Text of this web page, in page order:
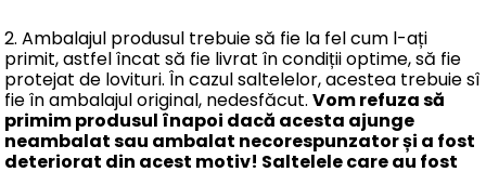
2. Ambalajul produsul trebuie să fie la fel cum l-ați
primit, astfel încat să fie livrat în condiții optime, să fie
protejat de lovituri. În cazul saltelelor, acestea trebuie sî
fie în ambalajul original, nedesfăcut.Vom refuza să
primim produsul înapoi dacă acesta ajunge
neambalat sau ambalat necorespunzator și a fost
deteriorat din acest motiv! Saltelele care au fost